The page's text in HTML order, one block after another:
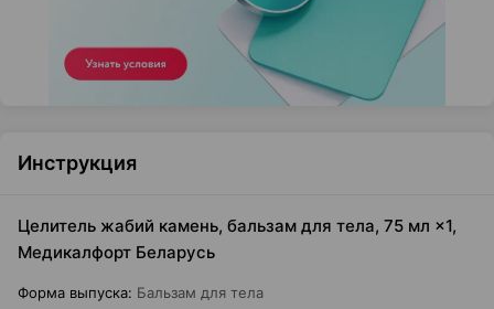
Инструкция
Целитель жабий камень, бальзам для тела, 75 мл ×1,
Медикалфорт Беларусь
Форма выпуска: Бальзам для тела